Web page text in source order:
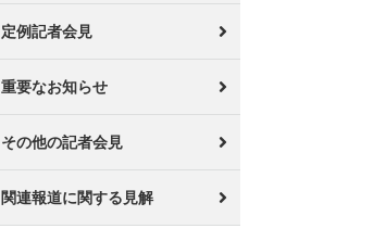
定例記者会見
重要なお知らせ
その他の記者会見
関連報道に関する見解